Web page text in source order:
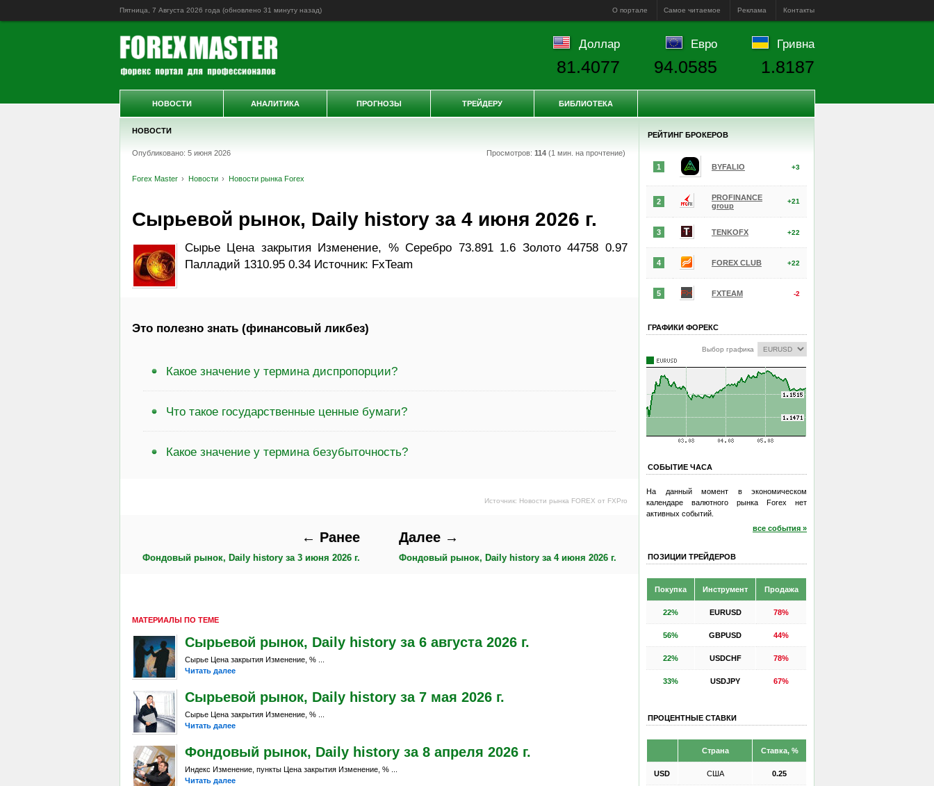
Пятница, 7 Августа 2026 года (обновлено 31 минуту назад) О портале Самое читаемое Реклама Контакты
НОВОСТИ
Опубликовано: 5 июня 2026 Просмотров: 114(1 мин. на прочтение)
Forex Master Новости Новости рынка Forex
Сырьевой рынок, Daily history за 4 июня 2026 г.
Сырье Цена закрытия Изменение, % Серебро 73.891 1.6 Золото 44758 0.97
Палладий 1310.95 0.34 Источник: FxTeam
Это полезно знать (финансовый ликбез)
Какое значение у термина диспропорции?
Что такое государственные ценные бумаги?
Какое значение у термина безубыточность?
Источник: Новости рынка FOREX от FXPro
← Ранее
Фондовый рынок, Daily history за 3 июня 2026 г.
Далее →
Фондовый рынок, Daily history за 4 июня 2026 г.
МАТЕРИАЛЫ ПО ТЕМЕ
Сырьевой рынок, Daily history за 6 августа 2026 г.
Сырье Цена закрытия Изменение, % ...
Читать далее
Сырьевой рынок, Daily history за 7 мая 2026 г.
Сырье Цена закрытия Изменение, % ...
Читать далее
Фондовый рынок, Daily history за 8 апреля 2026 г.
Индекс Изменение, пункты Цена закрытия Изменение, % ...
Читать далее
РЕЙТИНГ БРОКЕРОВ
1 BYFALIO +3
2
PROFINANCE
group
+21
3 TENKOFX +22
4 FOREX CLUB +22
5 FXTEAM -2
ГРАФИКИ ФОРЕКС
Выбор графика
СОБЫТИЕ ЧАСА
На данный момент в экономическом
календаре валютного рынка Forex нет
активных событий.
все события »
ПОЗИЦИИ ТРЕЙДЕРОВ
Покупка Инструмент Продажа
22% EURUSD 78%
56% GBPUSD 44%
22% USDCHF 78%
33% USDJPY 67%
ПРОЦЕНТНЫЕ СТАВКИ
Страна Ставка, %
USD США 0.25
Доллар
81.4077
Евро
94.0585
Гривна
1.8187
НОВОСТИ АНАЛИТИКА ПРОГНОЗЫ ТРЕЙДЕРУ БИБЛИОТЕКА